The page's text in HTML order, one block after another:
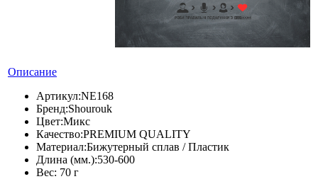
Описание
Артикул:NE168
Бренд:Shourouk
Цвет:Микс
Качество:PREMIUM QUALITY
Материал:Бижутерный сплав / Пластик
Длина (мм.):530-600
Вес: 70 г